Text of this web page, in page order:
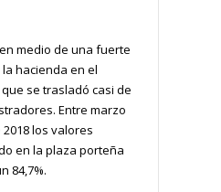
medio de una fuerte
hacienda en el
se trasladó casi de
Entre marzo
los valores
en la plaza porteña
84,7%.